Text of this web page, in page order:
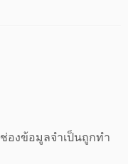
ช่องข้อมูลจำเป็นถูกทำ